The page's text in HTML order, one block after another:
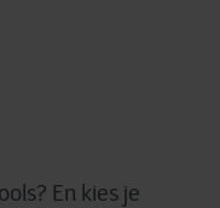
En kies je